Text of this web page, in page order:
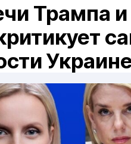
Трампа и